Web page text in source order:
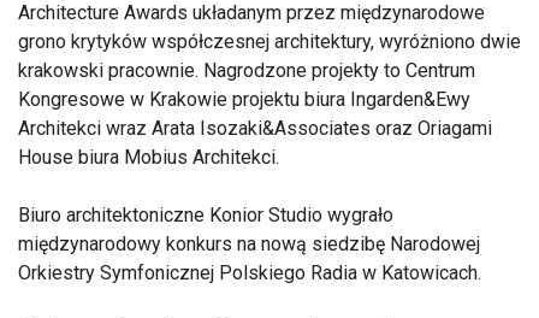
Architecture Awards układanym przez międzynarodowe
grono krytyków współczesnej architektury, wyróżniono dwie
krakowski pracownie. Nagrodzone projekty to Centrum
Kongresowe w Krakowie projektu biura Ingarden&Ewy
Architekci wraz Arata Isozaki&Associates oraz Oriagami
House biura Mobius Architekci.
Biuro architektoniczne Konior Studio wygrało
międzynarodowy konkurs na nową siedzibę Narodowej
Orkiestry Symfonicznej Polskiego Radia w Katowicach.